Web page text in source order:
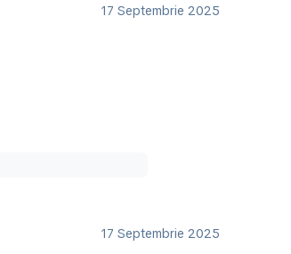
17 Septembrie 2025
17 Septembrie 2025